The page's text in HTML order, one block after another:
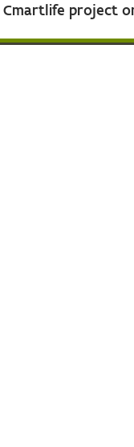
Cmartlife project